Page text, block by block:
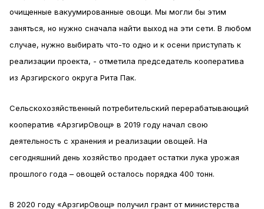
очищенные вакуумированные овощи. Мы могли бы этим
заняться, но нужно сначала найти выход на эти сети. В любом
случае, нужно выбирать что-то одно и к осени приступать к
реализации проекта, - отметила председатель кооператива
из Арзгирского округа Рита Пак.
Сельскохозяйственный потребительский перерабатывающий
кооператив «АрзгирОвощ» в 2019 году начал свою
деятельность с хранения и реализации овощей. На
сегодняшний день хозяйство продает остатки лука урожая
прошлого года – овощей осталось порядка 400 тонн.
В 2020 году «АрзгирОвощ» получил грант от министерства